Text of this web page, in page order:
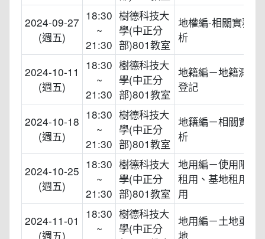
2024-09-27
(週五)
18:30
~
21:30
樹德科技大
學(中正分
部)801教室
地權編-相關實務案
析
2024-10-11
(週五)
18:30
~
21:30
樹德科技大
學(中正分
部)801教室
地籍編－地籍測量
登記
2024-10-18
(週五)
18:30
~
21:30
樹德科技大
學(中正分
部)801教室
地籍編－相關實務
析
2024-10-25
(週五)
18:30
~
21:30
樹德科技大
學(中正分
部)801教室
地用編－使用限制
租用、基地租用、
用
2024-11-01
(週五)
18:30
~
樹德科技大
學(中正分
地用編－土地重劃
地